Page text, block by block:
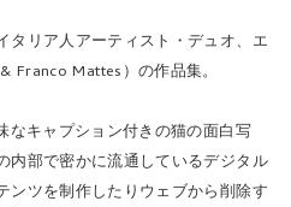
タリア人アーティスト・デュオ、エ
Franco Mattes）の作品集。
なキャプション付きの猫の面白写
内部で密かに流通しているデジタル
ンツを制作したりウェブから削除す